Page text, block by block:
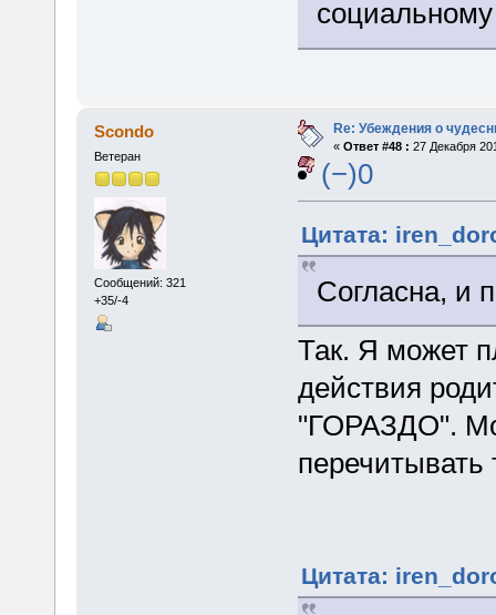
Scondo
Ветеран
Сообщений: 321
+35/-4
Re: Убеждения о
« Ответ #48 : 27 Декабря
(−)0
Цитата:
Согласна, и
Так. Я может
действия
"ГОРАЗДО".
перечитывать
Цитата: